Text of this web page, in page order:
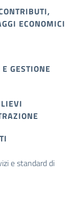
ECONOMICI
GESTIONE
e standard di